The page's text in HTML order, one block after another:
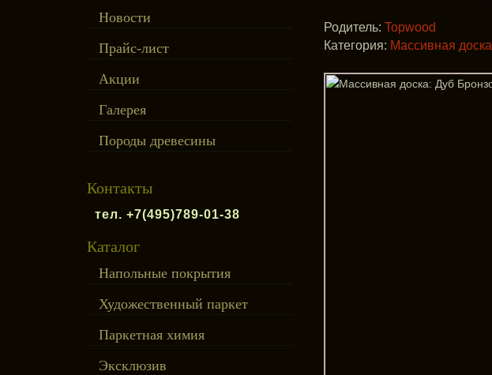
Новости
Прайс-лист
Акции
Галерея
Породы древесины
Контакты
тел. +7(495)789-01-38
Каталог
Напольные покрытия
Художественный паркет
Паркетная химия
Эксклюзив
Родитель: Topwood
Категория: Массивная доска